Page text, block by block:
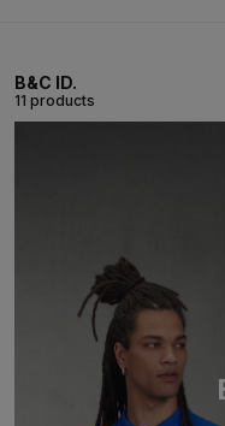
B&C ID.
11 products